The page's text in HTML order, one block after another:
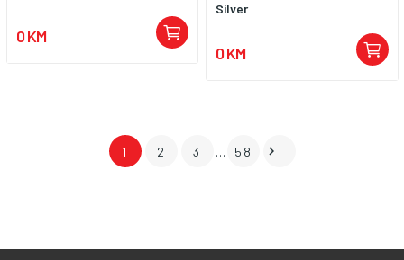
0 KM
Silver
0 KM
1 2 3 … 58 